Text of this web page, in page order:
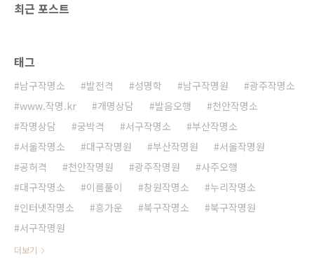
최근 포스트
태그
남구작명소 발전격 성명학 남구작명원
광주작명소
www.작명.kr
개명상담 발음오행
천안작명소
작명상담
궁박격 서구작명소
부산작명소
서울작명소
대구작명원 부산작명원
서울작명원
공허격
천안작명원 광주작명원
사주오행
대구작명소
이름풀이 창원작명소
누리작명소
인터넷작명소
흥가운 북구작명소
북구작명원
서구작명원
더보기